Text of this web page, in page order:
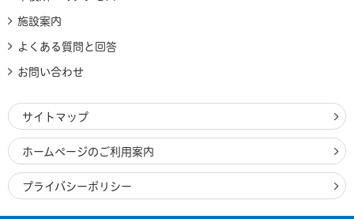
施設案内
よくある質問と回答
お問い合わせ
サイトマップ
ホームページのご利用案内
プライバシーポリシー